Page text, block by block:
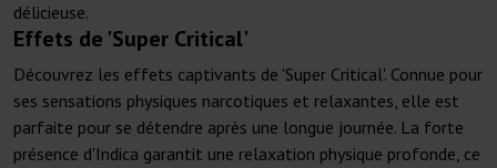
délicieuse.
Effets de 'Super Critical'
Découvrez les effets captivants de 'Super Critical'. Connue pour
ses sensations physiques narcotiques et relaxantes, elle est
parfaite pour se détendre après une longue journée. La forte
présence d'Indica garantit une relaxation physique profonde, ce